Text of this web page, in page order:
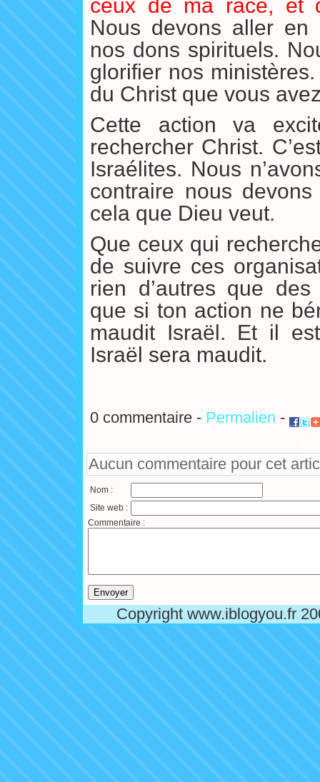
ceux de ma race, et
Nous devons aller en
nos dons spirituels.
glorifier nos
du Christ que vous
Cette action va
rechercher Christ.
Israélites. Nous
contraire nous
cela que Dieu veut.
Que ceux qui
de suivre ces
rien d’autres que des
que si ton action ne
maudit Israël. Et il
Israël sera maudit.
0 commentaire - Permalien -
Aucun commentaire pour cet
Nom :
Site web :
Commentaire :
Copyright www.iblogyou.fr